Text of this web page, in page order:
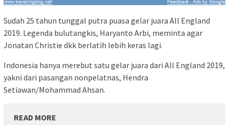
Sudah 25 tahun tunggal putra puasa gelar juara All England
2019. Legenda bulutangkis, Haryanto Arbi, meminta agar
Jonatan Christie dkk berlatih lebih keras lagi.
Indonesia hanya merebut satu gelar juara dari All England 2019,
yakni dari pasangan nonpelatnas, Hendra
Setiawan/Mohammad Ahsan.
READ MORE